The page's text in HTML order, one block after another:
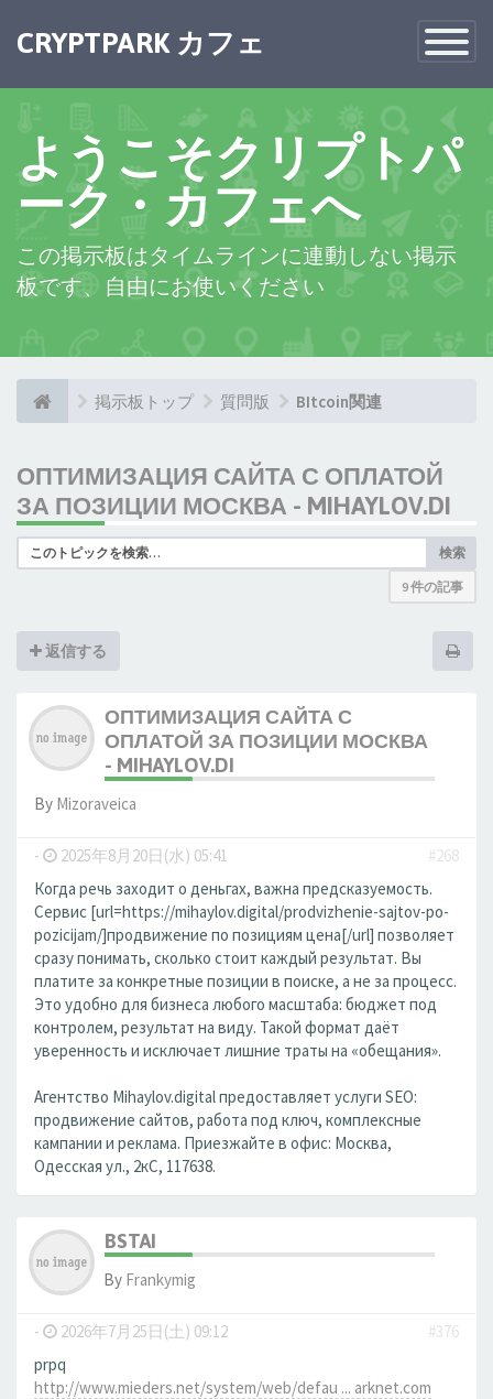
Toggle
CRYPTPARK カフェ
ようこそクリプトパ
ーク・カフェへ
この掲示板はタイムラインに連動しない掲示
板です、自由にお使いください
掲示板トップ 質問版 BItcoin関連
ОПТИМИЗАЦИЯ САЙТА С ОПЛАТОЙ
ЗА ПОЗИЦИИ МОСКВА - MIHAYLOV.DI
検索
9 件の記事
返信する
ОПТИМИЗАЦИЯ САЙТА С
ОПЛАТОЙ ЗА ПОЗИЦИИ МОСКВА
- MIHAYLOV.DI
By Mizoraveica
- 2025年8月20日(水) 05:41
#268
Когда речь заходит о деньгах, важна предсказуемость.
Сервис [url=https://mihaylov.digital/prodvizhenie-sajtov-po-
pozicijam/]продвижение по позициям цена[/url] позволяет
сразу понимать, сколько стоит каждый результат. Вы
платите за конкретные позиции в поиске, а не за процесс.
Это удобно для бизнеса любого масштаба: бюджет под
контролем, результат на виду. Такой формат даёт
уверенность и исключает лишние траты на «обещания».
Агентство Mihaylov.digital предоставляет услуги SEO:
продвижение сайтов, работа под ключ, комплексные
кампании и реклама. Приезжайте в офис: Москва,
Одесская ул., 2кС, 117638.
BSTAI
By Frankymig
- 2026年7月25日(土) 09:12
#376
prpq
http://www.mieders.net/system/web/defau ... arknet.com